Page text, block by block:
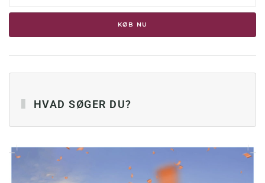
KØB NU
HVAD SØGER DU?